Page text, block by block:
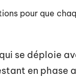
pour que
qui se déploie
en phase